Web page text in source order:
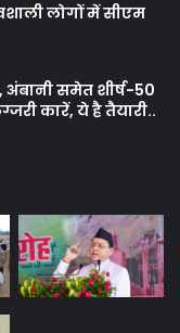
लोगों में सीएम
अंबानी समेत शीर्ष-50
कारें, ये है तैयारी..